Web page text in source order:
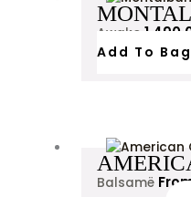
Awake
Add To Bag
Balsamë